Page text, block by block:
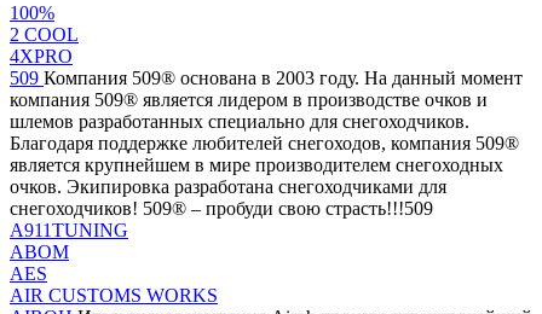
100%
2 СOOL
4XPRO
509 Компания 509® основана в 2003 году. На данный момент
компания 509® является лидером в производстве очков и
шлемов разработанных специально для снегоходчиков.
Благодаря поддержке любителей снегоходов, компания 509®
является крупнейшем в мире производителем снегоходных
очков. Экипировка разработана снегоходчиками для
снегоходчиков! 509® – пробуди свою страсть!!!509
A911TUNING
ABOM
AES
AIR CUSTOMS WORKS